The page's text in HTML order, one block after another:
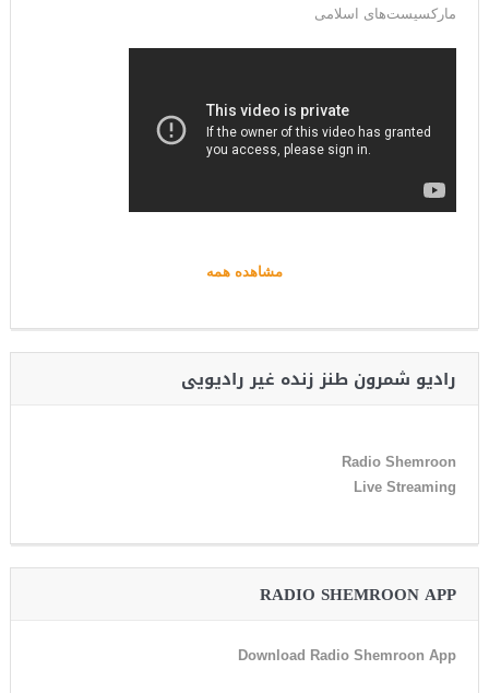
مارکسیست‌های اسلامی
مشاهده همه
رادیو شمرون طنز زنده غیر رادیویی
Radio Shemroon
Live Streaming
RADIO SHEMROON APP
Download Radio Shemroon App